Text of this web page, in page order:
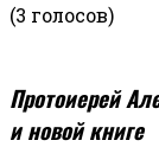
(3 голосов)
Протоиерей
и новой книге